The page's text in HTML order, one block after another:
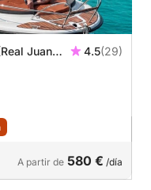
Juan
4.5(29)
A partir de 580 € /día